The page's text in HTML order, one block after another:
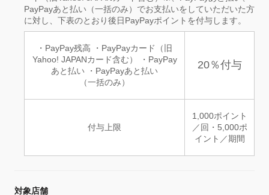
PayPayあと払い（一括のみ）でお支払いをしていただいた方
に対し、下表のとおり後日PayPayポイントを付与します。
・PayPay残高 ・PayPayカード（旧
Yahoo! JAPANカード含む） ・PayPay
あと払い ・PayPayあと払い
（一括のみ）
20％付与
付与上限
1,000ポイント
／回・5,000ポ
イント／期間
対象店舗